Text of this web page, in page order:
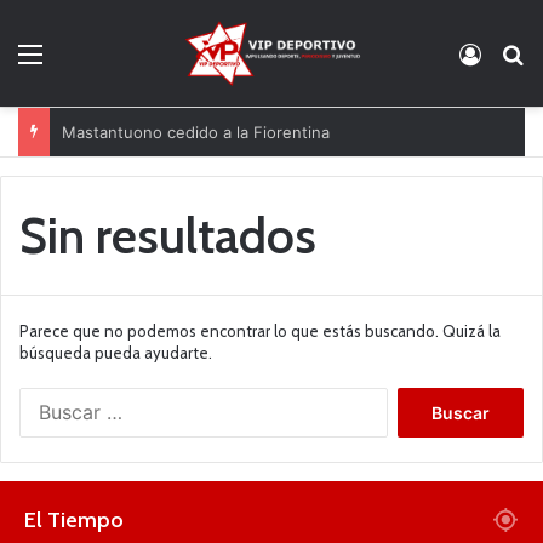
Mastantuono cedido a la Fiorentina
Sin resultados
Parece que no podemos encontrar lo que estás buscando. Quizá la
búsqueda pueda ayudarte.
El Tiempo